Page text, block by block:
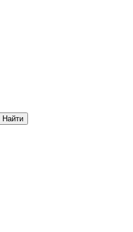
Найти